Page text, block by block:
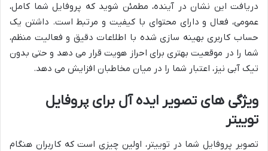
دریافت این نشان در آینده، مطمئن شوید که پروفایل شما کامل،
عمومی، فعال و دارای محتوای با کیفیت و مرتبط است. داشتن یک
حساب کاربری بهینه سازی شده با اطلاعات دقیق و فعالیت منظم،
شما را در موقعیت بهتری برای احراز هویت قرار می دهد و حتی بدون
تیک آبی نیز، اعتبار شما را در میان مخاطبان افزایش می دهد.
ویژگی های تصویر ایده آل برای پروفایل
توییتر
تصویر پروفایل شما در توییتر، اولین چیزی است که کاربران هنگام